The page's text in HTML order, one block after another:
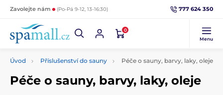
Zavolejte nám (Po-Pá 9-12, 13-16:30) 777 624 350
0
Menu
Úvod Příslušenství do sauny Péče o sauny, barvy, laky, oleje
Péče o sauny, barvy, laky, oleje